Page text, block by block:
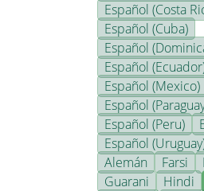
Español (Costa
Español (Cuba)
Español
Español
Español (Mexico)
Español
Español (Peru)
Español
Alemán
Farsi
Guarani
Hindi